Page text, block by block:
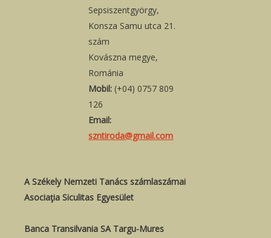
Sepsiszentgyörgy,
Konsza Samu utca 21.
szám
Kovászna megye,
Románia
Mobil: (+04) 0757 809
126
Email:
szntiroda@gmail.com
A Székely Nemzeti Tanács számlaszámai
Asociaţia Siculitas Egyesület
Banca Transilvania SA Targu-Mures